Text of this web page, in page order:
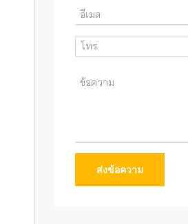
ส่งข้อความ